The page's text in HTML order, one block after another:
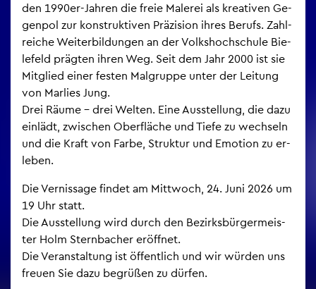
den 1990er-Jah­ren die freie Ma­le­rei als krea­ti­ven Ge­
gen­pol zur kon­struk­ti­ven Prä­zi­si­on ihres Be­rufs. Zahl­
rei­che Wei­ter­bil­dun­gen an der Volks­hoch­schu­le Bie­
le­feld präg­ten ihren Weg. Seit dem Jahr 2000 ist sie
Mit­glied einer fes­ten Mal­grup­pe unter der Lei­tung
von Mar­lies Jung.
Drei Räume – drei Wel­ten. Eine Aus­stel­lung, die dazu
ein­lädt, zwi­schen Ober­flä­che und Tiefe zu wech­seln
und die Kraft von Farbe, Struk­tur und Emo­ti­on zu er­
le­ben.
Die Ver­nis­sa­ge fin­det am Mitt­woch, 24. Juni 2026 um
19 Uhr statt.
Die Aus­stel­lung wird durch den Be­zirks­bür­ger­meis­
ter Holm Stern­ba­cher er­öff­net.
Die Ver­an­stal­tung ist öf­fent­lich und wir wür­den uns
freu­en Sie dazu be­grü­ßen zu dür­fen.